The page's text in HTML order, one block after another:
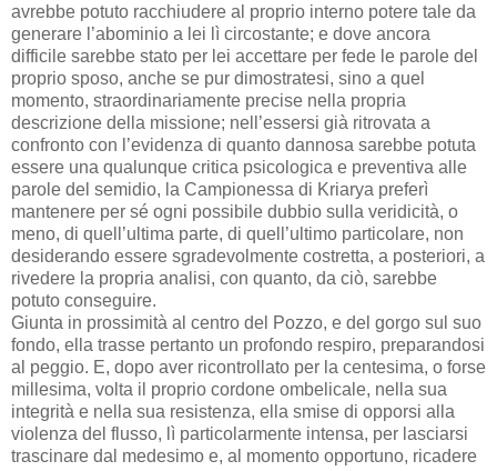
avrebbe potuto racchiudere al proprio interno potere tale da
generare l’abominio a lei lì circostante; e dove ancora
difficile sarebbe stato per lei accettare per fede le parole del
proprio sposo, anche se pur dimostratesi, sino a quel
momento, straordinariamente precise nella propria
descrizione della missione; nell’essersi già ritrovata a
confronto con l’evidenza di quanto dannosa sarebbe potuta
essere una qualunque critica psicologica e preventiva alle
parole del semidio, la Campionessa di Kriarya preferì
mantenere per sé ogni possibile dubbio sulla veridicità, o
meno, di quell’ultima parte, di quell’ultimo particolare, non
desiderando essere sgradevolmente costretta, a posteriori, a
rivedere la propria analisi, con quanto, da ciò, sarebbe
potuto conseguire.
Giunta in prossimità al centro del Pozzo, e del gorgo sul suo
fondo, ella trasse pertanto un profondo respiro, preparandosi
al peggio. E, dopo aver ricontrollato per la centesima, o forse
millesima, volta il proprio cordone ombelicale, nella sua
integrità e nella sua resistenza, ella smise di opporsi alla
violenza del flusso, lì particolarmente intensa, per lasciarsi
trascinare dal medesimo e, al momento opportuno, ricadere